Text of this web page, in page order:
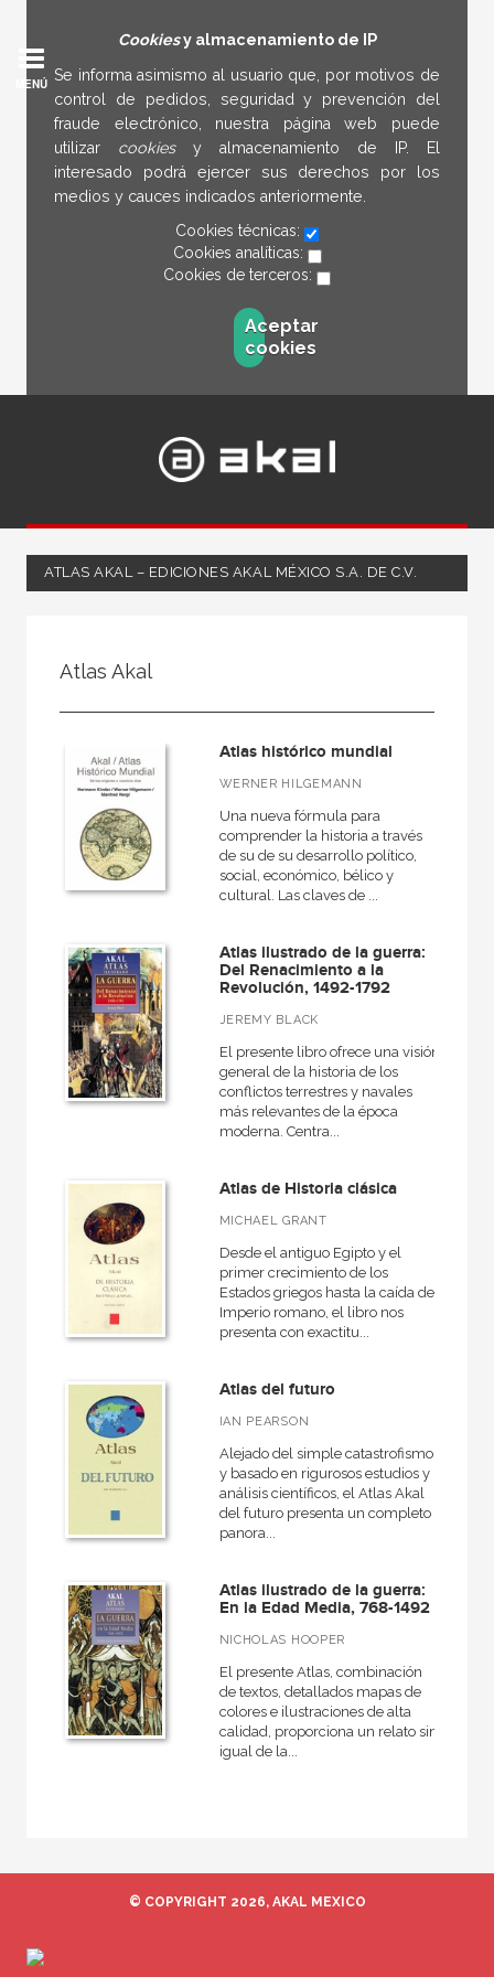
Cookiesy almacenamiento de IP
Se informa asimismo al usuario que, por motivos de
control de pedidos, seguridad y prevención del
fraude electrónico, nuestra página web puede
utilizar cookies y almacenamiento de IP. El
interesado podrá ejercer sus derechos por los
medios y cauces indicados anteriormente.
Cookies técnicas:
Cookies analíticas:
Cookies de terceros:
Aceptar
cookies
MENÚ
ATLAS AKAL – EDICIONES AKAL MÉXICO S.A. DE C.V.
Ciencias humanas y sociales
MATERIAS
Arte
Arquitectura
Música
Filosofía
Geografía
Derecho
Lengua y literatura
NUESTRAS COLECCIONES
50 Aniversario
Ágora / Teoría
Akadémica
Akadémica
Arqueología
Arquitectura
Arquitectura (textos de arquitectura)
Arte contemporáneo
Básica de bolsillo
Atlas Akal
Atlas histórico mundial
WERNER HILGEMANN
Una nueva fórmula para
comprender la historia a través
de su de su desarrollo político,
social, económico, bélico y
cultural. Las claves de ...
Atlas ilustrado de la guerra:
Del Renacimiento a la
Revolución, 1492-1792
JEREMY BLACK
El presente libro ofrece una visión
general de la historia de los
conflictos terrestres y navales
más relevantes de la época
moderna. Centra...
Atlas de Historia clásica
MICHAEL GRANT
Desde el antiguo Egipto y el
primer crecimiento de los
Estados griegos hasta la caída del
Imperio romano, el libro nos
presenta con exactitu...
Atlas del futuro
IAN PEARSON
Alejado del simple catastrofismo
y basado en rigurosos estudios y
análisis científicos, el Atlas Akal
del futuro presenta un completo
panora...
Atlas ilustrado de la guerra:
En la Edad Media, 768-1492
NICHOLAS HOOPER
El presente Atlas, combinación
de textos, detallados mapas de
colores e ilustraciones de alta
calidad, proporciona un relato sin
igual de la...
© COPYRIGHT 2026, AKAL MEXICO